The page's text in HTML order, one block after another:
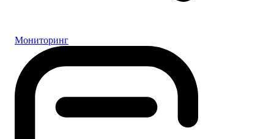
Мониторинг